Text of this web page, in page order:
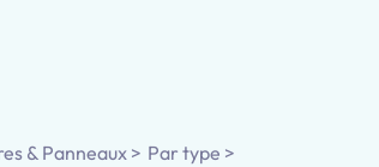
& Panneaux
Par type